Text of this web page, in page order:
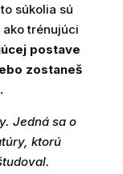
súkolia sú
ako trénujúci
postave
zostaneš
Jedná sa o
ktorú